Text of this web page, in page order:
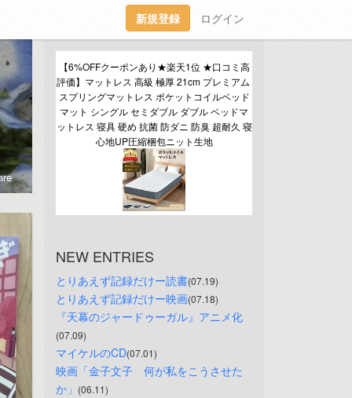
新規登録 ログイン
【6%OFFクーポンあり★楽天1位 ★口コミ高
評価】マットレス 高級 極厚 21cm プレミアム
スプリングマットレス ポケットコイルベッド
マット シングル セミダブル ダブル ベッドマ
ットレス 寝具 硬め 抗菌 防ダニ 防臭 超耐久 寝
心地UP圧縮梱包ニット生地
NEW ENTRIES
とりあえず記録だけー読書(07.19)
とりあえず記録だけー映画(07.18)
『天幕のジャードゥーガル』アニメ化
(07.09)
マイケルのCD(07.01)
映画「金子文子　何が私をこうさせた
か」 (06.11)